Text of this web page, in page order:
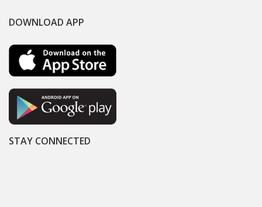
DOWNLOAD APP
STAY CONNECTED